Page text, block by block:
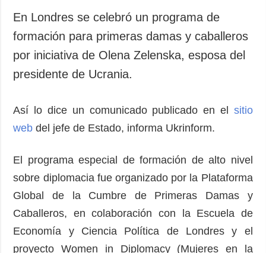
En Londres se celebró un programa de
formación para primeras damas y caballeros
por iniciativa de Olena Zelenska, esposa del
presidente de Ucrania.
Así lo dice un comunicado publicado en el sitio
webdel jefe de Estado, informa Ukrinform.
El programa especial de formación de alto nivel
sobre diplomacia fue organizado por la Plataforma
Global de la Cumbre de Primeras Damas y
Caballeros, en colaboración con la Escuela de
Economía y Ciencia Política de Londres y el
proyecto Women in Diplomacy (Mujeres en la